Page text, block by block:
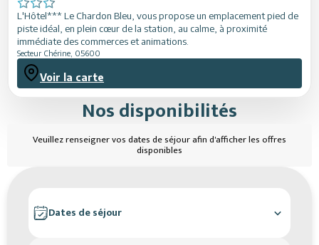
L'Hôtel*** Le Chardon Bleu, vous propose un emplacement pied de
piste idéal, en plein cœur de la station, au calme, à proximité
immédiate des commerces et animations.
Secteur Chérine 05600
Voir la carte
Nos disponibilités
Veuillez renseigner vos dates de séjour afin d'afficher les offres
disponibles
Dates de séjour